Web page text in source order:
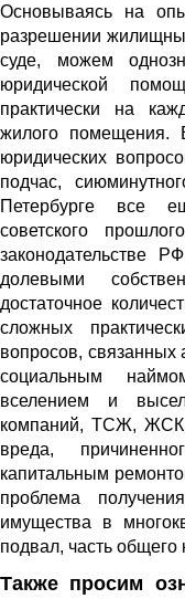
Основываясь на
разрешении
суде, можем
юридической
практически на
жилого помещения.
юридических
подчас,
Петербурге все
советского
законодательстве
долевыми
достаточное
сложных
вопросов,
социальным
вселением и
компаний, ТСЖ,
вреда,
капитальным
проблема
имущества в
подвал, часть общего
Также просим